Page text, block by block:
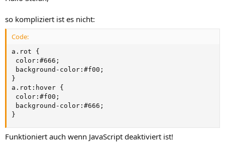
so kompliziert ist es nicht:
Code:
a.rot {
color:#666;
background-color:#f00;
}
a.rot:hover {
color:#f00;
background-color:#666;
}
Funktioniert auch wenn JavaScript deaktiviert ist!